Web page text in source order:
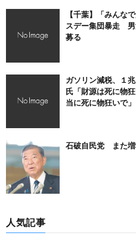
【千葉】「みんな
スデー集団暴走
募る
ガソリン減税、１
氏「財源は死に物
当に死に物狂いで」
石破自民党 また
人気記事